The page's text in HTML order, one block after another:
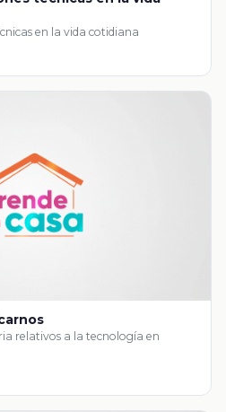
en la vida cotidiana
relativos a la tecnología en